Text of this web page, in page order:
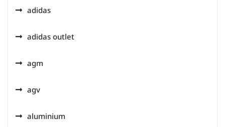
adidas
adidas outlet
agm
agv
aluminium